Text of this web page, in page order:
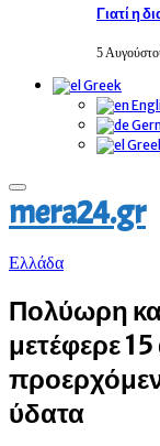
Γιατί η
5
Greek
Primary
Menu
mera24.gr
Eλλάδα
Πολύωρη
μετέφερε
ύδατα